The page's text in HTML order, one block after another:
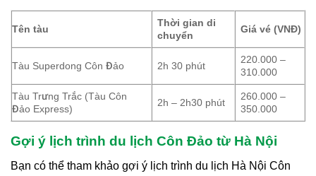
Tên tàu
Thời gian di
chuyển
Giá vé (VNĐ)
Tàu Superdong Côn Đảo 2h 30 phút
220.000 –
310.000
Tàu Trưng Trắc (Tàu Côn
Đảo Express)
2h – 2h30 phút
260.000 –
350.000
Gợi ý lịch trình du lịch Côn Đảo từ Hà Nội
Bạn có thể tham khảo gợi ý lịch trình du lịch Hà Nội Côn